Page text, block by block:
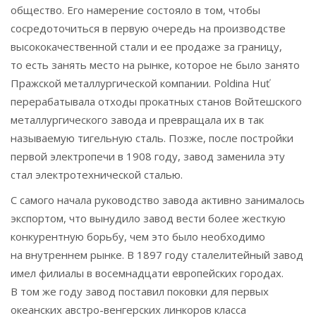
общество. Его намерение состояло в том, чтобы
сосредоточиться в первую очередь на производстве
высококачественной стали и ее продаже за границу,
то есть занять место на рынке, которое не было занято
Пражской металлургической компании. Poldina Huť
перерабатывала отходы прокатных станов Войтешского
металлургического завода и превращала их в так
называемую тигельную сталь. Позже, после постройки
первой электропечи в 1908 году, завод заменила эту
стал электротехнической сталью.
С самого начала руководство завода активно занималось
экспортом, что вынудило завод вести более жесткую
конкурентную борьбу, чем это было необходимо
на внутреннем рынке. В 1897 году сталелитейный завод
имел филиалы в восемнадцати европейских городах.
В том же году завод поставил поковки для первых
океанских австро-венгерских линкоров класса